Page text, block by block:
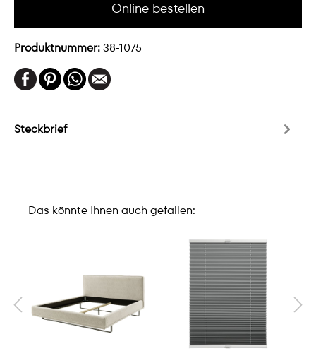
Online bestellen
Produktnummer:38-1075
Steckbrief
Das könnte Ihnen auch gefallen: